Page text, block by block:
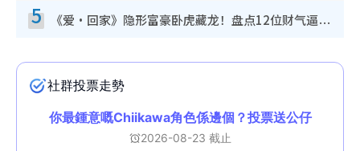
5 《爱·回家》隐形富豪卧虎藏龙！盘点12位财气逼人的有钱艺人：这位美女3亿身家不愁做